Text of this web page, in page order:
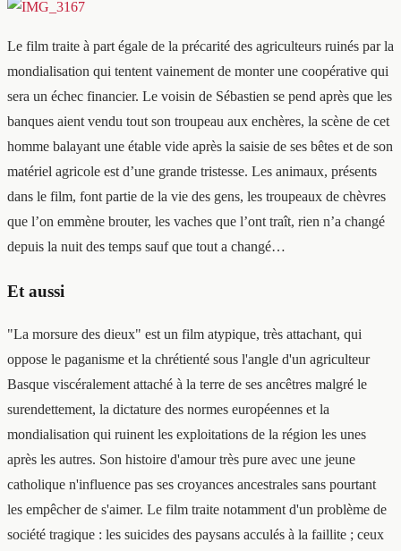
Le film traite à part égale de la précarité des agriculteurs ruinés par la
mondialisation qui tentent vainement de monter une coopérative qui
sera un échec financier. Le voisin de Sébastien se pend après que les
banques aient vendu tout son troupeau aux enchères, la scène de cet
homme balayant une étable vide après la saisie de ses bêtes et de son
matériel agricole est d’une grande tristesse. Les animaux, présents
dans le film, font partie de la vie des gens, les troupeaux de chèvres
que l’on emmène brouter, les vaches que l’ont traît, rien n’a changé
depuis la nuit des temps sauf que tout a changé…
Et aussi
"La morsure des dieux" est un film atypique, très attachant, qui
oppose le paganisme et la chrétienté sous l'angle d'un agriculteur
Basque viscéralement attaché à la terre de ses ancêtres malgré le
surendettement, la dictature des normes européennes et la
mondialisation qui ruinent les exploitations de la région les unes
après les autres. Son histoire d'amour très pure avec une jeune
catholique n'influence pas ses croyances ancestrales sans pourtant
les empêcher de s'aimer. Le film traite notamment d'un problème de
société tragique : les suicides des paysans acculés à la faillite ; ceux